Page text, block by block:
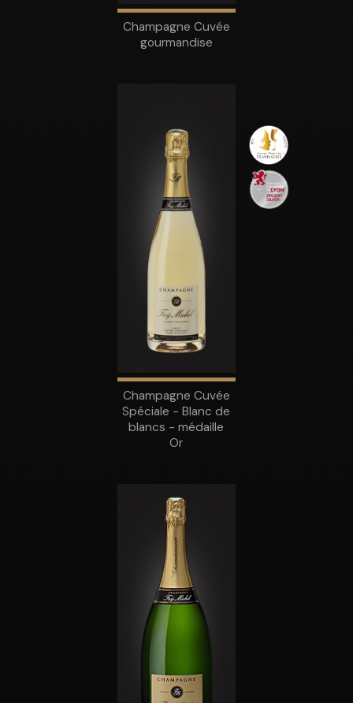
Champagne Cuvée
gourmandise
Champagne Cuvée
Spéciale - Blanc de
blancs - médaille
Or